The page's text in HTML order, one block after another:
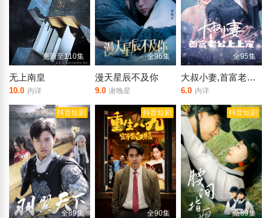
更新至110集
无上南皇
10.0 内详
全96集
漫天星辰不及你
9.0 谢晚星
全95集
大叔小妻,首富老公上上宠
6.0 内详
抖音短剧
全89集
抖音短剧
全90集
抖音短剧
全89集